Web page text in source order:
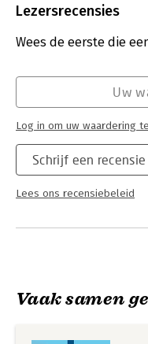
hebben recht op goede
Aantal pagina's:
Druk:
1
Lezersrecensies
Wees de eerste die
Schrijf een recensie
Lees ons recensiebeleid
Uw
Log in om uw waardering
Vaak samen